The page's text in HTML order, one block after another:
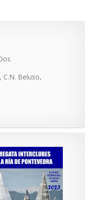
C.N. Beluso,